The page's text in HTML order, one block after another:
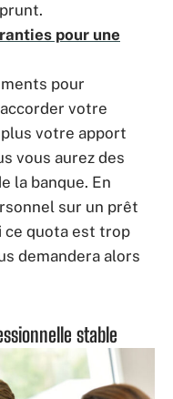
pour une
pour
votre
votre apport
vous aurez des
la banque. En
sur un prêt
ce quota est trop
demandera alors
stable